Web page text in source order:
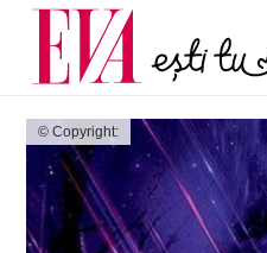
© Copyright:
Carieră
Actualitate